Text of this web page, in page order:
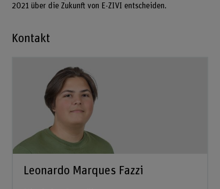
2021 über die Zukunft von E-ZIVI entscheiden.
Kontakt
Leonardo Marques Fazzi